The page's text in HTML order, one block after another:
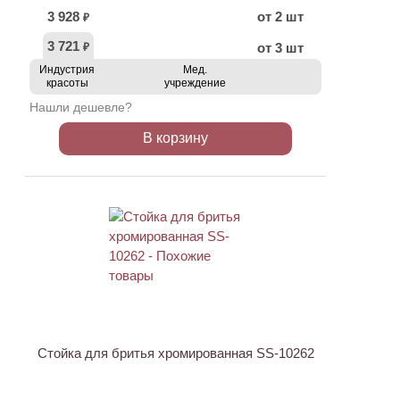
3 928 ₽
от 2 шт
3 721 ₽ от 3 шт
Индустрия
красоты
Мед.
учреждение
Нашли дешевле?
В корзину
Стойка для бритья хромированная SS-10262